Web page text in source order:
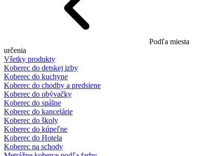
Podľa miesta
určenia
Všetky produkty
Koberec do detskej izby
Koberec do kuchyne
Koberec do chodby a predsiene
Koberec do obývačky
Koberec do spálne
Koberec do kancelárie
Koberec do školy
Koberec do kúpeľne
Koberec do Hotela
Koberec na schody